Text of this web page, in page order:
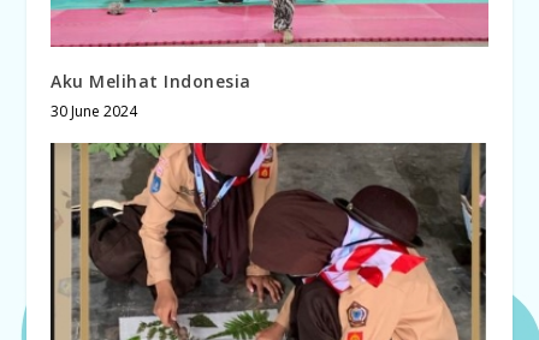
Aku Melihat Indonesia
30 June 2024